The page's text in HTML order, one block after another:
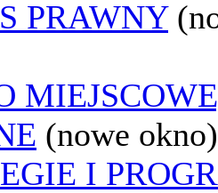
PRAWNY
(nowe okno)
I